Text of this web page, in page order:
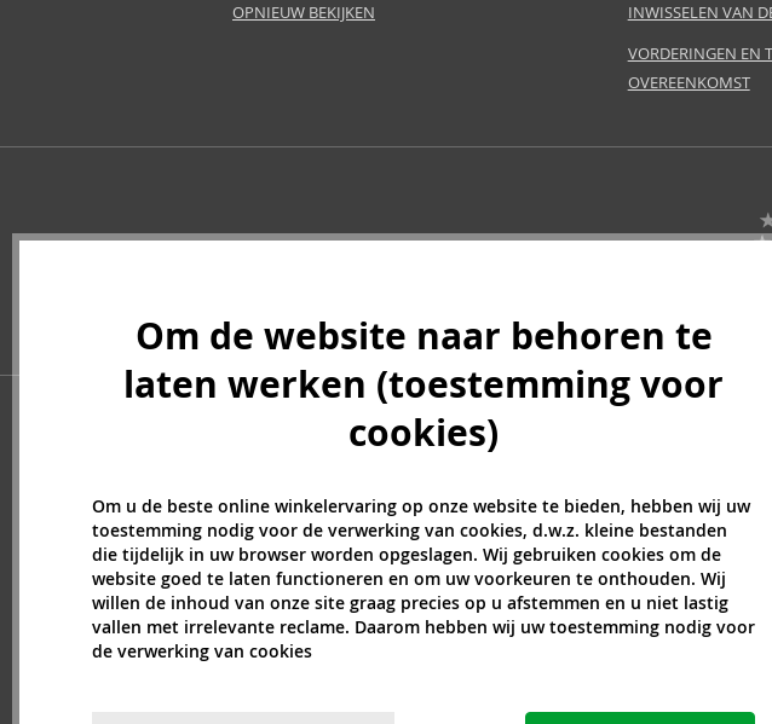
Banbu (1)
Batiste (32)
Benefit (45)
Bentley (25)
Betty Boop (3)
Beverly Hills Polo Club (11)
Beyonce (21)
Bijan (3)
Bill Blass (4)
Billie Eilish (5)
OPNIEUW BEKIJKEN
INWISSELEN VAN
VORDERINGEN EN
OVEREENKOMST
Om de website naar behoren te
laten werken (toestemming voor
cookies)
Om u de beste online winkelervaring op onze website te bieden, hebben wij uw
toestemming nodig voor de verwerking van cookies, d.w.z. kleine bestanden
die tijdelijk in uw browser worden opgeslagen. Wij gebruiken cookies om de
website goed te laten functioneren en om uw voorkeuren te onthouden. Wij
willen de inhoud van onze site graag precies op u afstemmen en u niet lastig
vallen met irrelevante reclame. Daarom hebben wij uw toestemming nodig voor
de verwerking van cookies